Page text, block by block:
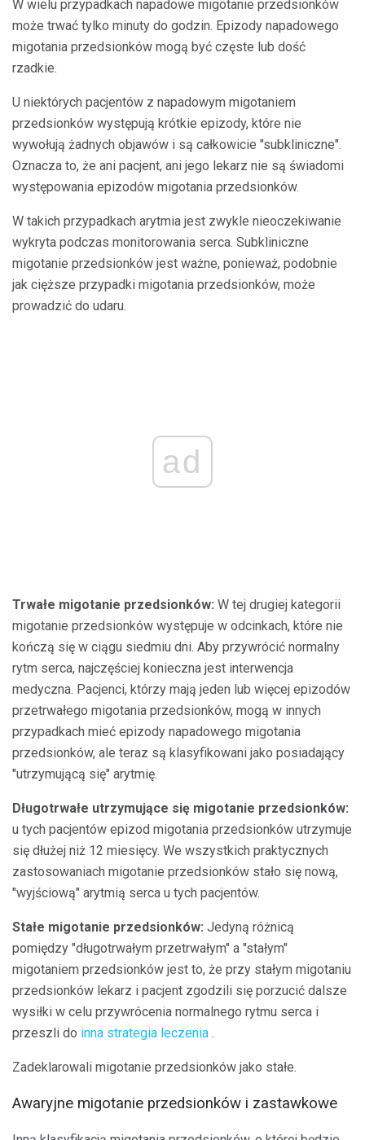
W wielu przypadkach napadowe migotanie przedsionków
może trwać tylko minuty do godzin. Epizody napadowego
migotania przedsionków mogą być częste lub dość
rzadkie.
U niektórych pacjentów z napadowym migotaniem
przedsionków występują krótkie epizody, które nie
wywołują żadnych objawów i są całkowicie "subkliniczne".
Oznacza to, że ani pacjent, ani jego lekarz nie są świadomi
występowania epizodów migotania przedsionków.
W takich przypadkach arytmia jest zwykle nieoczekiwanie
wykryta podczas monitorowania serca. Subkliniczne
migotanie przedsionków jest ważne, ponieważ, podobnie
jak cięższe przypadki migotania przedsionków, może
prowadzić do udaru.
ad
Trwałe migotanie przedsionków: W tej drugiej kategorii
migotanie przedsionków występuje w odcinkach, które nie
kończą się w ciągu siedmiu dni. Aby przywrócić normalny
rytm serca, najczęściej konieczna jest interwencja
medyczna. Pacjenci, którzy mają jeden lub więcej epizodów
przetrwałego migotania przedsionków, mogą w innych
przypadkach mieć epizody napadowego migotania
przedsionków, ale teraz są klasyfikowani jako posiadający
"utrzymującą się" arytmię.
Długotrwałe utrzymujące się migotanie przedsionków:
u tych pacjentów epizod migotania przedsionków utrzymuje
się dłużej niż 12 miesięcy. We wszystkich praktycznych
zastosowaniach migotanie przedsionków stało się nową,
"wyjściową" arytmią serca u tych pacjentów.
Stałe migotanie przedsionków: Jedyną różnicą
pomiędzy "długotrwałym przetrwałym" a "stałym"
migotaniem przedsionków jest to, że przy stałym migotaniu
przedsionków lekarz i pacjent zgodzili się porzucić dalsze
wysiłki w celu przywrócenia normalnego rytmu serca i
przeszli do inna strategia leczenia .
Zadeklarowali migotanie przedsionków jako stałe.
Awaryjne migotanie przedsionków i zastawkowe